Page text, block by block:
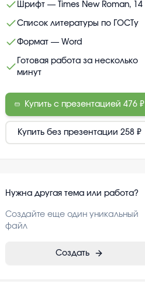
Шрифт — Times New Roman, 14
Список литературы по ГОСТу
Формат — Word
Готовая работа за несколько
минут
Купить с презентацией 476 ₽
Купить без презентации 258 ₽
Нужна другая тема или работа?
Создайте еще один уникальный
файл
Создать